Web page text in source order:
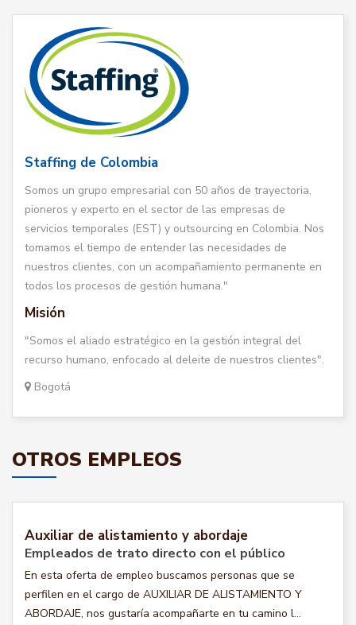
Staffing de Colombia
Somos un grupo empresarial con 50 años de trayectoria,
pioneros y experto en el sector de las empresas de
servicios temporales (EST) y outsourcing en Colombia. Nos
tomamos el tiempo de entender las necesidades de
nuestros clientes, con un acompañamiento permanente en
todos los procesos de gestión humana."
Misión
"Somos el aliado estratégico en la gestión integral del
recurso humano, enfocado al deleite de nuestros clientes".
Bogotá
OTROS EMPLEOS
Auxiliar de alistamiento y abordaje
Empleados de trato directo con el público
En esta oferta de empleo buscamos personas que se
perfilen en el cargo de AUXILIAR DE ALISTAMIENTO Y
ABORDAJE, nos gustaría acompañarte en tu camino l...